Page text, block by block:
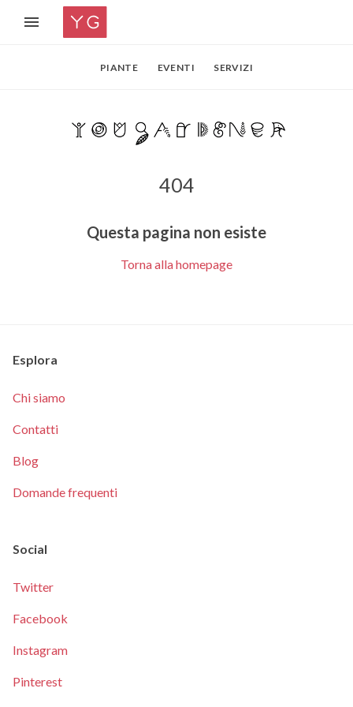
PIANTE EVENTI SERVIZI
404
Questa pagina non esiste
Torna alla homepage
Esplora
Chi siamo
Contatti
Blog
Domande frequenti
Social
Twitter
Facebook
Instagram
Pinterest